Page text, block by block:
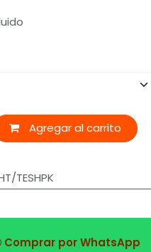
Agregar al carrito
TESHPK
Comprar por WhatsApp